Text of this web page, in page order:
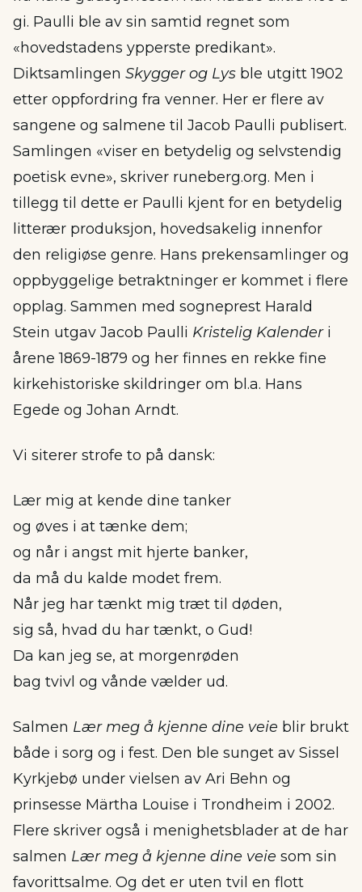
gi. Paulli ble av sin samtid regnet som
«hovedstadens ypperste predikant».
Diktsamlingen Skygger og Lys ble utgitt 1902
etter oppfordring fra venner. Her er flere av
sangene og salmene til Jacob Paulli publisert.
Samlingen «viser en betydelig og selvstendig
poetisk evne», skriver runeberg.org. Men i
tillegg til dette er Paulli kjent for en betydelig
litterær produksjon, hovedsakelig innenfor
den religiøse genre. Hans prekensamlinger og
oppbyggelige betraktninger er kommet i flere
opplag. Sammen med sogneprest Harald
Stein utgav Jacob Paulli Kristelig Kalenderi
årene 1869-1879 og her finnes en rekke fine
kirkehistoriske skildringer om bl.a. Hans
Egede og Johan Arndt.
Vi siterer strofe to på dansk:
Lær mig at kende dine tanker
og øves i at tænke dem;
og når i angst mit hjerte banker,
da må du kalde modet frem.
Når jeg har tænkt mig træt til døden,
sig så, hvad du har tænkt, o Gud!
Da kan jeg se, at morgenrøden
bag tvivl og vånde vælder ud.
Salmen Lær meg å kjenne dine veie blir brukt
både i sorg og i fest. Den ble sunget av Sissel
Kyrkjebø under vielsen av Ari Behn og
prinsesse Märtha Louise i Trondheim i 2002.
Flere skriver også i menighetsblader at de har
salmen Lær meg å kjenne dine veie som sin
favorittsalme. Og det er uten tvil en flott